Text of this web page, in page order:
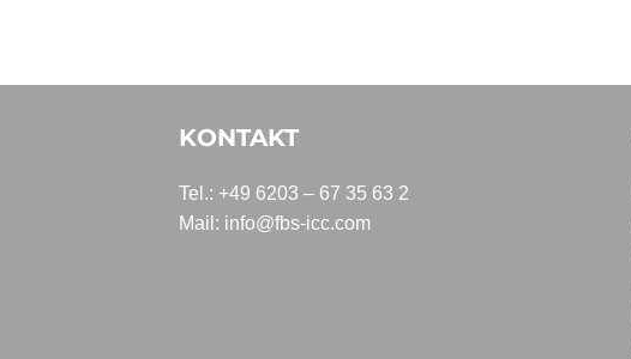
KONTAKT
Tel.: +49 6203 – 67 35 63 2
Mail: info@fbs-icc.com